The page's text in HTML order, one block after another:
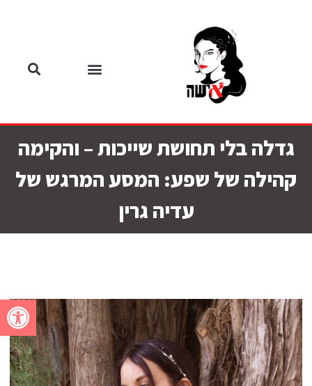
פתח
גדלה בלי תחושת שייכות – והקימה
קהילה של שפע: המסע המרגש של
עדיה גרין